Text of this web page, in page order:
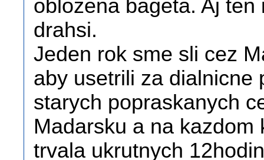
oblozena bageta. Aj
drahsi.
Jeden rok sme sli cez
aby usetrili za dialnicne
starych popraskanych
Madarsku a na
trvala ukrutnych